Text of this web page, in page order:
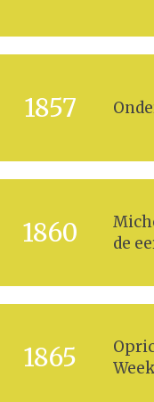
1857
1860
de
1865